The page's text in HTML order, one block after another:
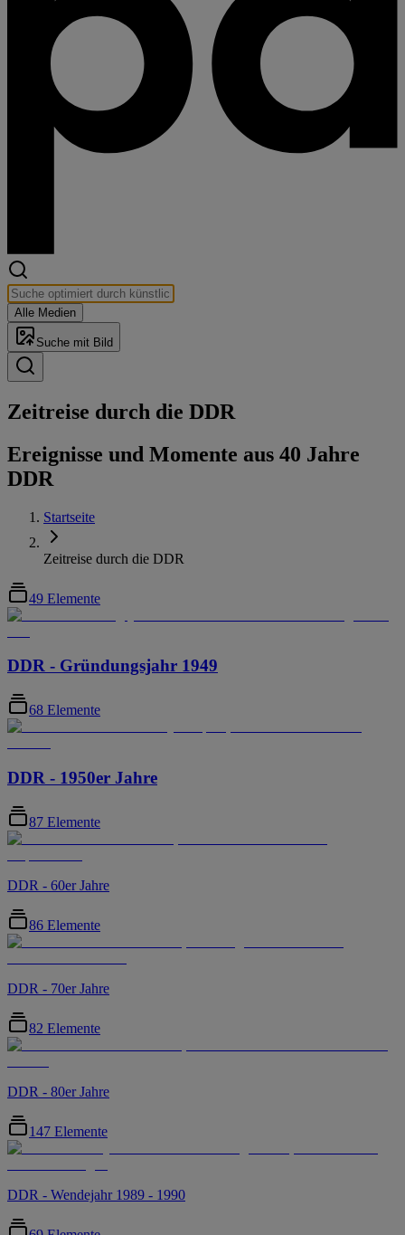
Alle Medien
Suche mit Bild
Zeitreise durch die DDR
Ereignisse und Momente aus 40 Jahre
DDR
Startseite
Zeitreise durch die DDR
49 Elemente
DDR - Gründungsjahr 1949
68 Elemente
DDR - 1950er Jahre
87 Elemente
DDR - 60er Jahre
86 Elemente
DDR - 70er Jahre
82 Elemente
DDR - 80er Jahre
147 Elemente
DDR - Wendejahr 1989 - 1990